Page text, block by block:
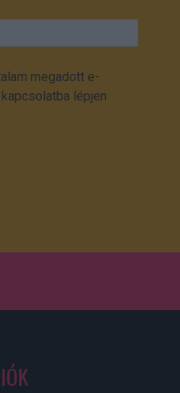
megadott e-
lépjen